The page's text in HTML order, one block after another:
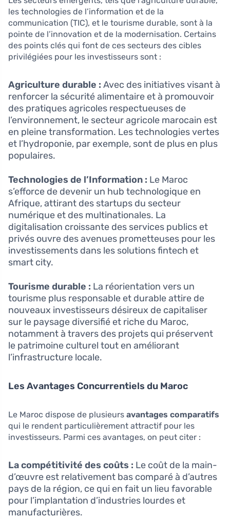
les technologies de l’information et de la
communication (TIC), et le tourisme durable, sont à la
pointe de l’innovation et de la modernisation. Certains
des points clés qui font de ces secteurs des cibles
privilégiées pour les investisseurs sont :
Agriculture durable : Avec des initiatives visant à
renforcer la sécurité alimentaire et à promouvoir
des pratiques agricoles respectueuses de
l’environnement, le secteur agricole marocain est
en pleine transformation. Les technologies vertes
et l’hydroponie, par exemple, sont de plus en plus
populaires.
Technologies de l’Information : Le Maroc
s’efforce de devenir un hub technologique en
Afrique, attirant des startups du secteur
numérique et des multinationales. La
digitalisation croissante des services publics et
privés ouvre des avenues prometteuses pour les
investissements dans les solutions fintech et
smart city.
Tourisme durable : La réorientation vers un
tourisme plus responsable et durable attire de
nouveaux investisseurs désireux de capitaliser
sur le paysage diversifié et riche du Maroc,
notamment à travers des projets qui préservent
le patrimoine culturel tout en améliorant
l’infrastructure locale.
Les Avantages Concurrentiels du Maroc
Le Maroc dispose de plusieurs avantages comparatifs
qui le rendent particulièrement attractif pour les
investisseurs. Parmi ces avantages, on peut citer :
La compétitivité des coûts : Le coût de la main-
d’œuvre est relativement bas comparé à d’autres
pays de la région, ce qui en fait un lieu favorable
pour l’implantation d’industries lourdes et
manufacturières.